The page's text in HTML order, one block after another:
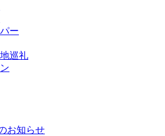
ー
巡礼
お知らせ